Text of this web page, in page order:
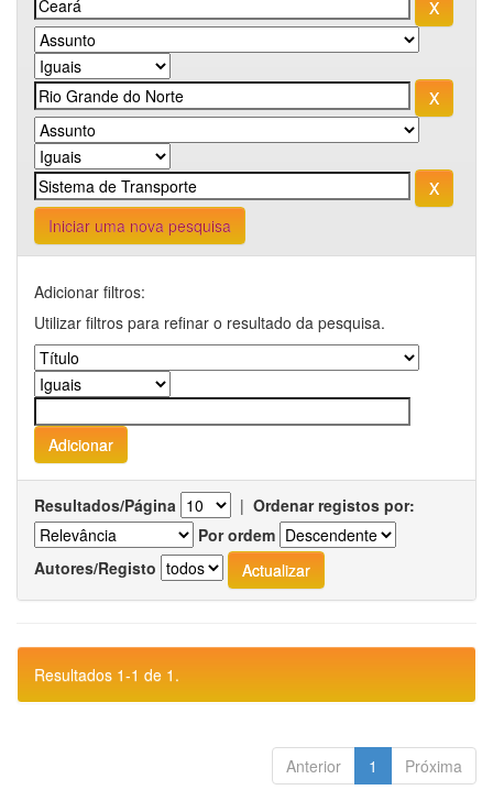
Iniciar uma nova pesquisa
Adicionar filtros:
Utilizar filtros para refinar o resultado da pesquisa.
Resultados/Página | Ordenar registos por:
Por ordem
Autores/Registo
Resultados 1-1 de 1.
Anterior 1 Próxima